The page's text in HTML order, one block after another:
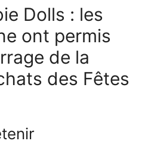
Dolls : les
ont permis
de la
des Fêtes